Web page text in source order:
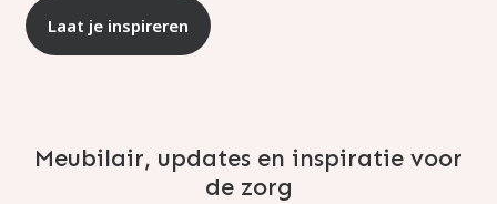
Laat je inspireren
Meubilair, updates en inspiratie voor
de zorg